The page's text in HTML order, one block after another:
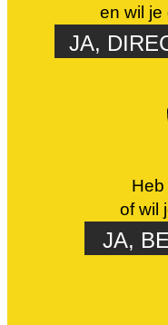
en wil je
JA,
of wil
JA,